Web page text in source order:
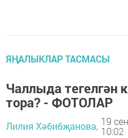
ЯҢАЛЫКЛАР ТАСМАСЫ
Чаллыда тегелгән
тора? - ФОТОЛАР
Лилия Хәбибҗанова, 19
10:02